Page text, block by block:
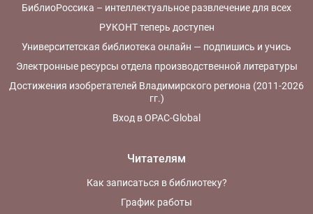
БиблиоРоссика – интеллектуальное развлечение для всех
РУКОНТ теперь доступен
Университетская библиотека онлайн — подпишись и учись
Электронные ресурсы отдела производственной литературы
Достижения изобретателей Владимирского региона (2011-2026
гг.)
Вход в OPAC-Global
Читателям
Как записаться в библиотеку?
График работы